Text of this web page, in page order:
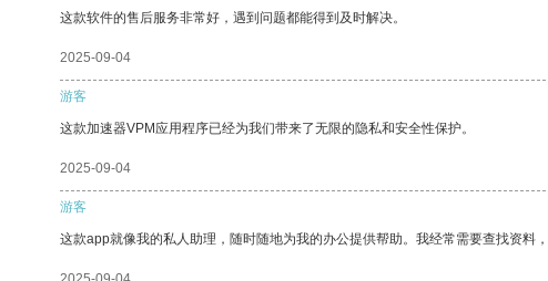
这款软件的售后服务非常好，遇到问题都能得到及时解决。
2025-09-04
游客
这款加速器VPM应用程序已经为我们带来了无限的隐私和安全性保护。
2025-09-04
游客
这款app就像我的私人助理，随时随地为我的办公提供帮助。我经常需要查找资料